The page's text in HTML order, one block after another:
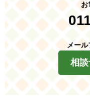
お
メー
相